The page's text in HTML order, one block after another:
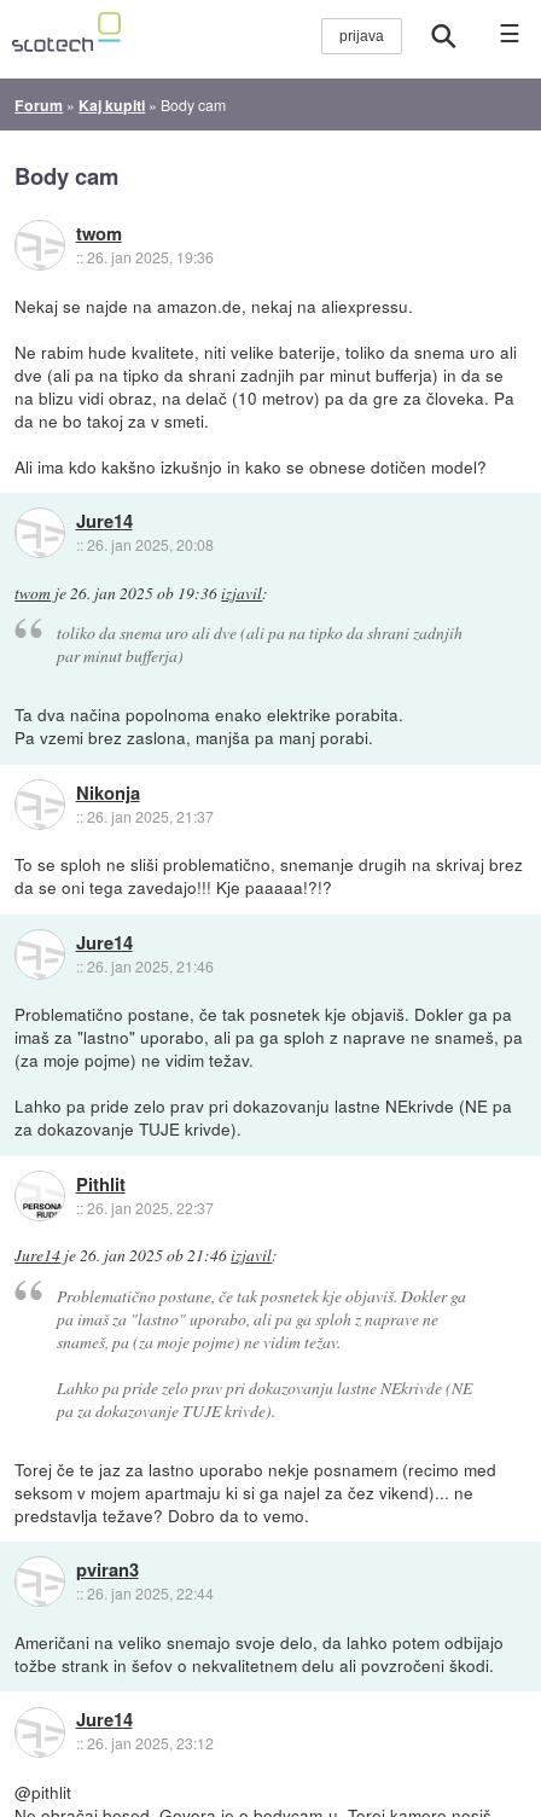
☰
Forum » Kaj kupiti » Body cam
Body cam
twom
::26. jan 2025, 19:36
Nekaj se najde na amazon.de, nekaj na aliexpressu.
Ne rabim hude kvalitete, niti velike baterije, toliko da snema uro ali
dve (ali pa na tipko da shrani zadnjih par minut bufferja) in da se
na blizu vidi obraz, na delač (10 metrov) pa da gre za človeka. Pa
da ne bo takoj za v smeti.
Ali ima kdo kakšno izkušnjo in kako se obnese dotičen model?
Jure14
::26. jan 2025, 20:08
twom je26. jan 2025 ob 19:36izjavil:
toliko da snema uro ali dve (ali pa na tipko da shrani zadnjih
par minut bufferja)
Ta dva načina popolnoma enako elektrike porabita.
Pa vzemi brez zaslona, manjša pa manj porabi.
Nikonja
::26. jan 2025, 21:37
To se sploh ne sliši problematično, snemanje drugih na skrivaj brez
da se oni tega zavedajo!!! Kje paaaaa!?!?
Jure14
::26. jan 2025, 21:46
Problematično postane, če tak posnetek kje objaviš. Dokler ga pa
imaš za "lastno" uporabo, ali pa ga sploh z naprave ne snameš, pa
(za moje pojme) ne vidim težav.
Lahko pa pride zelo prav pri dokazovanju lastne NEkrivde (NE pa
za dokazovanje TUJE krivde).
Pithlit
::26. jan 2025, 22:37
Jure14 je26. jan 2025 ob 21:46izjavil:
Problematično postane, če tak posnetek kje objaviš. Dokler ga
pa imaš za "lastno" uporabo, ali pa ga sploh z naprave ne
snameš, pa (za moje pojme) ne vidim težav.
Lahko pa pride zelo prav pri dokazovanju lastne NEkrivde (NE
pa za dokazovanje TUJE krivde).
Torej če te jaz za lastno uporabo nekje posnamem (recimo med
seksom v mojem apartmaju ki si ga najel za čez vikend)... ne
predstavlja težave? Dobro da to vemo.
pviran3
::26. jan 2025, 22:44
Američani na veliko snemajo svoje delo, da lahko potem odbijajo
tožbe strank in šefov o nekvalitetnem delu ali povzročeni škodi.
Jure14
::26. jan 2025, 23:12
@pithlit